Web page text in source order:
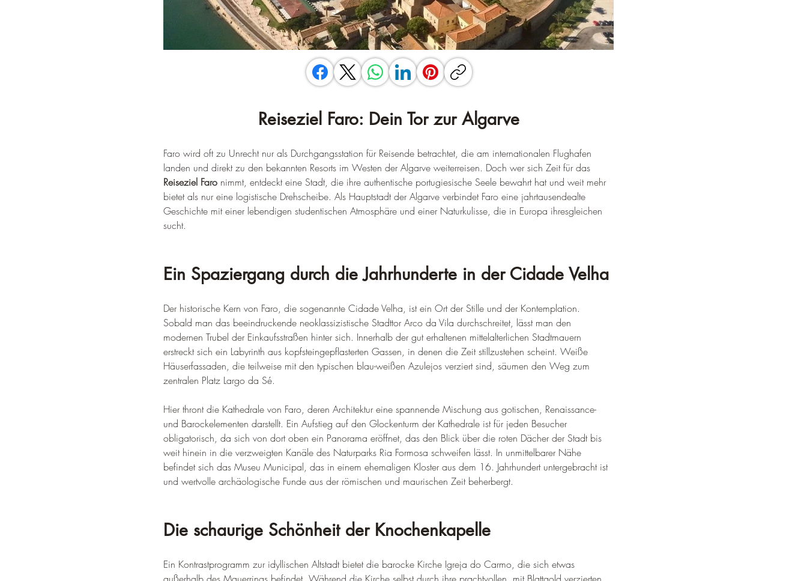
Reiseziel Faro: Dein Tor zur Algarve
Faro wird oft zu Unrecht nur als Durchgangsstation für Reisende betrachtet, die am internationalen Flughafen
landen und direkt zu den bekannten Resorts im Westen der Algarve weiterreisen. Doch wer sich Zeit für das
Reiseziel Faro nimmt, entdeckt eine Stadt, die ihre authentische portugiesische Seele bewahrt hat und weit mehr
bietet als nur eine logistische Drehscheibe. Als Hauptstadt der Algarve verbindet Faro eine jahrtausendealte
Geschichte mit einer lebendigen studentischen Atmosphäre und einer Naturkulisse, die in Europa ihresgleichen
sucht.
Ein Spaziergang durch die Jahrhunderte in der Cidade Velha
Der historische Kern von Faro, die sogenannte Cidade Velha, ist ein Ort der Stille und der Kontemplation.
Sobald man das beeindruckende neoklassizistische Stadttor Arco da Vila durchschreitet, lässt man den
modernen Trubel der Einkaufsstraßen hinter sich. Innerhalb der gut erhaltenen mittelalterlichen Stadtmauern
erstreckt sich ein Labyrinth aus kopfsteingepflasterten Gassen, in denen die Zeit stillzustehen scheint. Weiße
Häuserfassaden, die teilweise mit den typischen blau-weißen Azulejos verziert sind, säumen den Weg zum
zentralen Platz Largo da Sé.
Hier thront die Kathedrale von Faro, deren Architektur eine spannende Mischung aus gotischen, Renaissance-
und Barockelementen darstellt. Ein Aufstieg auf den Glockenturm der Kathedrale ist für jeden Besucher
obligatorisch, da sich von dort oben ein Panorama eröffnet, das den Blick über die roten Dächer der Stadt bis
weit hinein in die verzweigten Kanäle des Naturparks Ria Formosa schweifen lässt. In unmittelbarer Nähe
befindet sich das Museu Municipal, das in einem ehemaligen Kloster aus dem 16. Jahrhundert untergebracht ist
und wertvolle archäologische Funde aus der römischen und maurischen Zeit beherbergt.
Die schaurige Schönheit der Knochenkapelle
Ein Kontrastprogramm zur idyllischen Altstadt bietet die barocke Kirche Igreja do Carmo, die sich etwas